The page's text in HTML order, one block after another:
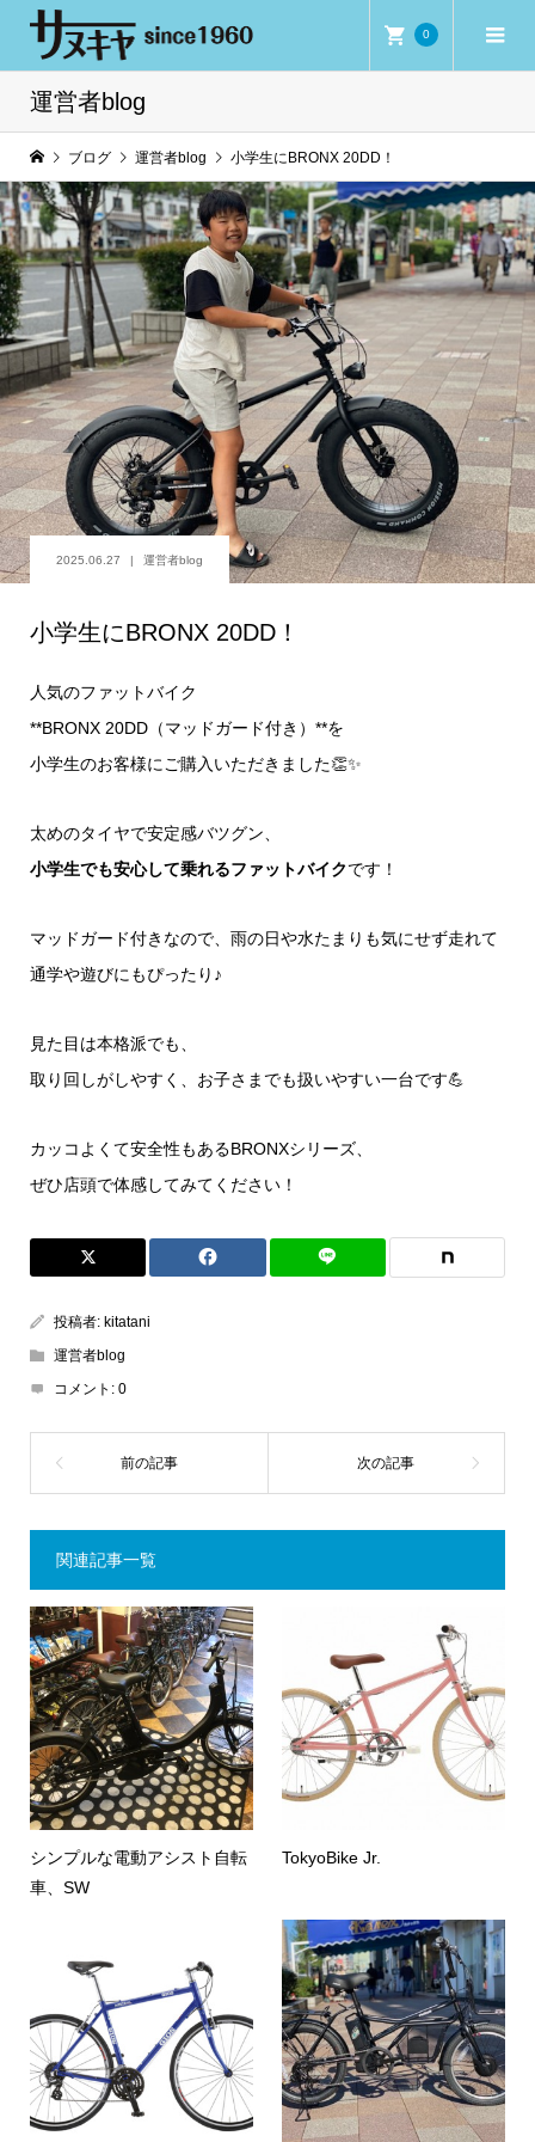
0
運営者blog
ブログ 運営者blog 小学生にBRONX 20DD！
2025.06.27 運営者blog
小学生にBRONX 20DD！
人気のファットバイク
**BRONX 20DD（マッドガード付き）**を
小学生のお客様にご購入いただきました👏✨
太めのタイヤで安定感バツグン、
小学生でも安心して乗れるファットバイクです！
マッドガード付きなので、雨の日や水たまりも気にせず走れて
通学や遊びにもぴったり♪
見た目は本格派でも、
取り回しがしやすく、お子さまでも扱いやすい一台です💪
カッコよくて安全性もあるBRONXシリーズ、
ぜひ店頭で体感してみてください！
投稿者: kitatani
運営者blog
コメント: 0
関連記事一覧
シンプルな電動アシスト自転
車、SW
TokyoBike Jr.